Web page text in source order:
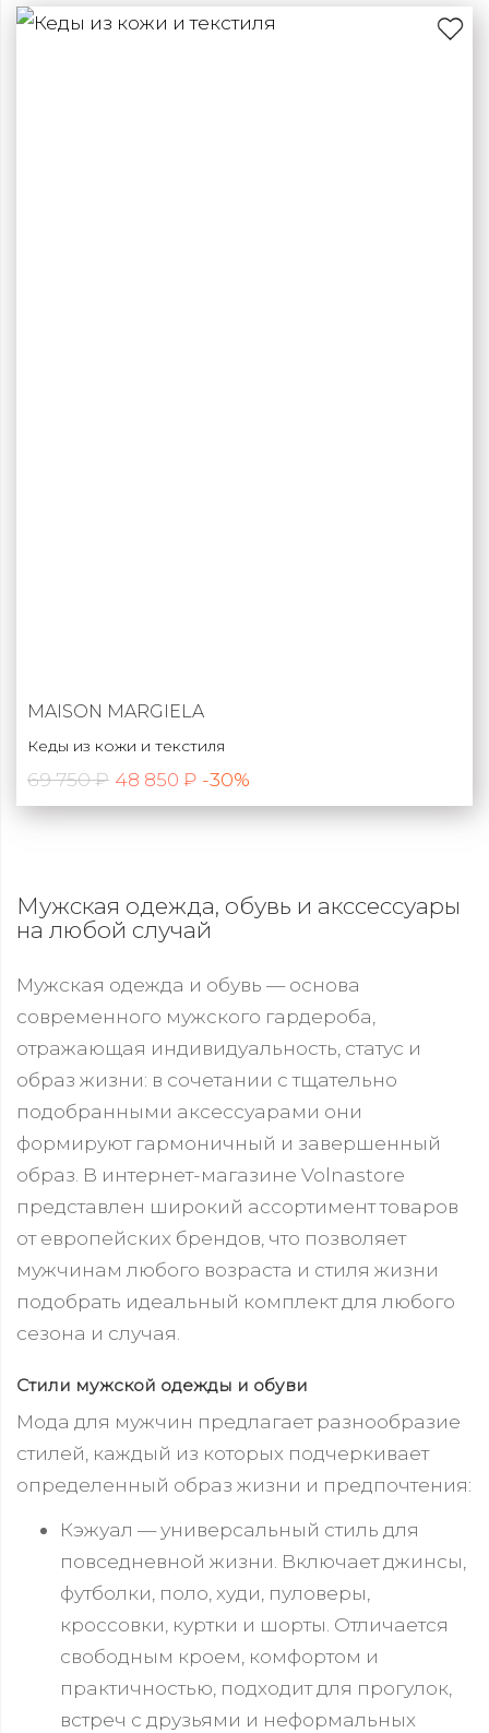
MAISON MARGIELA
Кеды из кожи и текстиля
69 750 ₽ 48 850 ₽ -30%
Мужская одежда, обувь и акссессуары
на любой случай
Мужская одежда и обувь — основа
современного мужского гардероба,
отражающая индивидуальность, статус и
образ жизни: в сочетании с тщательно
подобранными аксессуарами они
формируют гармоничный и завершенный
образ. В интернет-магазине Volnastore
представлен широкий ассортимент товаров
от европейских брендов, что позволяет
мужчинам любого возраста и стиля жизни
подобрать идеальный комплект для любого
сезона и случая.
Стили мужской одежды и обуви
Мода для мужчин предлагает разнообразие
стилей, каждый из которых подчеркивает
определенный образ жизни и предпочтения:
Кэжуал — универсальный стиль для
повседневной жизни. Включает джинсы,
футболки, поло, худи, пуловеры,
кроссовки, куртки и шорты. Отличается
свободным кроем, комфортом и
практичностью, подходит для прогулок,
встреч с друзьями и неформальных